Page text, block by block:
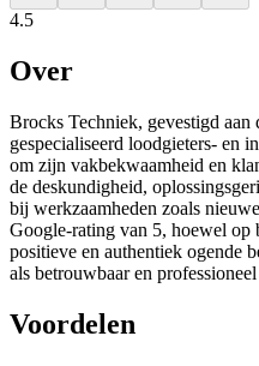
4.5
Over
Brocks Techniek, gevestigd aan
gespecialiseerd loodgieters- en
om zijn vakbekwaamheid en
de deskundigheid,
bij werkzaamheden zoals
Google-rating van 5, hoewel op
positieve en authentiek ogende
als betrouwbaar en
Voordelen